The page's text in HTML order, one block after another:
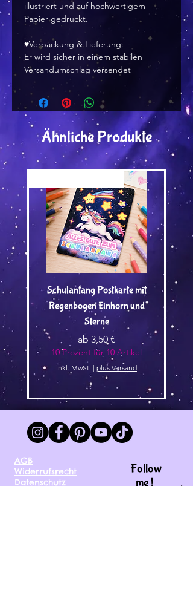
illustriert und auf hochwertigem
Papier gedruckt.
♥Verpackung & Lieferung:
Er wird sicher in einem stabilen
Versandumschlag versendet
Ähnliche Produkte
Schulanfang Postkarte mit
Regenbogen Einhorn und
Sterne
ab 3,50 €
Sale-Preis
10 Prozent für 10 Artikel
inkl. MwSt. | plus Versand
AGB
Widerrufsrecht
Datenschutz
Follow
me !